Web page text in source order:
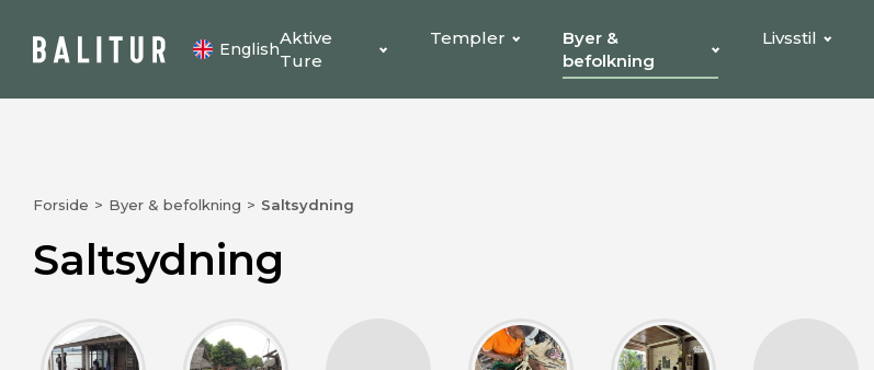
English
Aktive
Ture
Templer
Byer &
befolkning
Livsstil
Forside > Byer & befolkning > Saltsydning
Saltsydning